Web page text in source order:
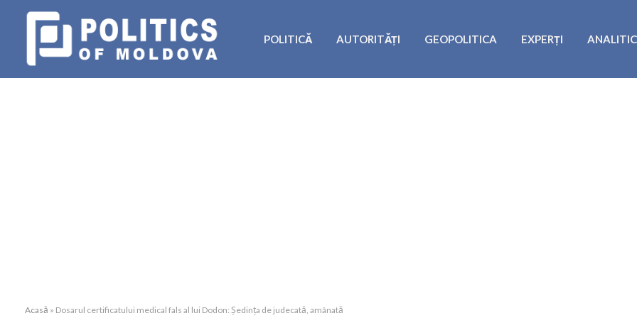
POLITICĂ AUTORITĂȚI GEOPOLITICA EXPERȚI
Acasă » Dosarul certificatului medical fals al lui Dodon: Ședința de judecată, amânată